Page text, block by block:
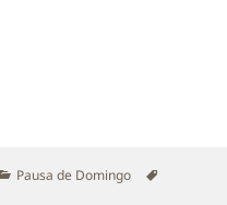
Categorias
Pausa de Domingo